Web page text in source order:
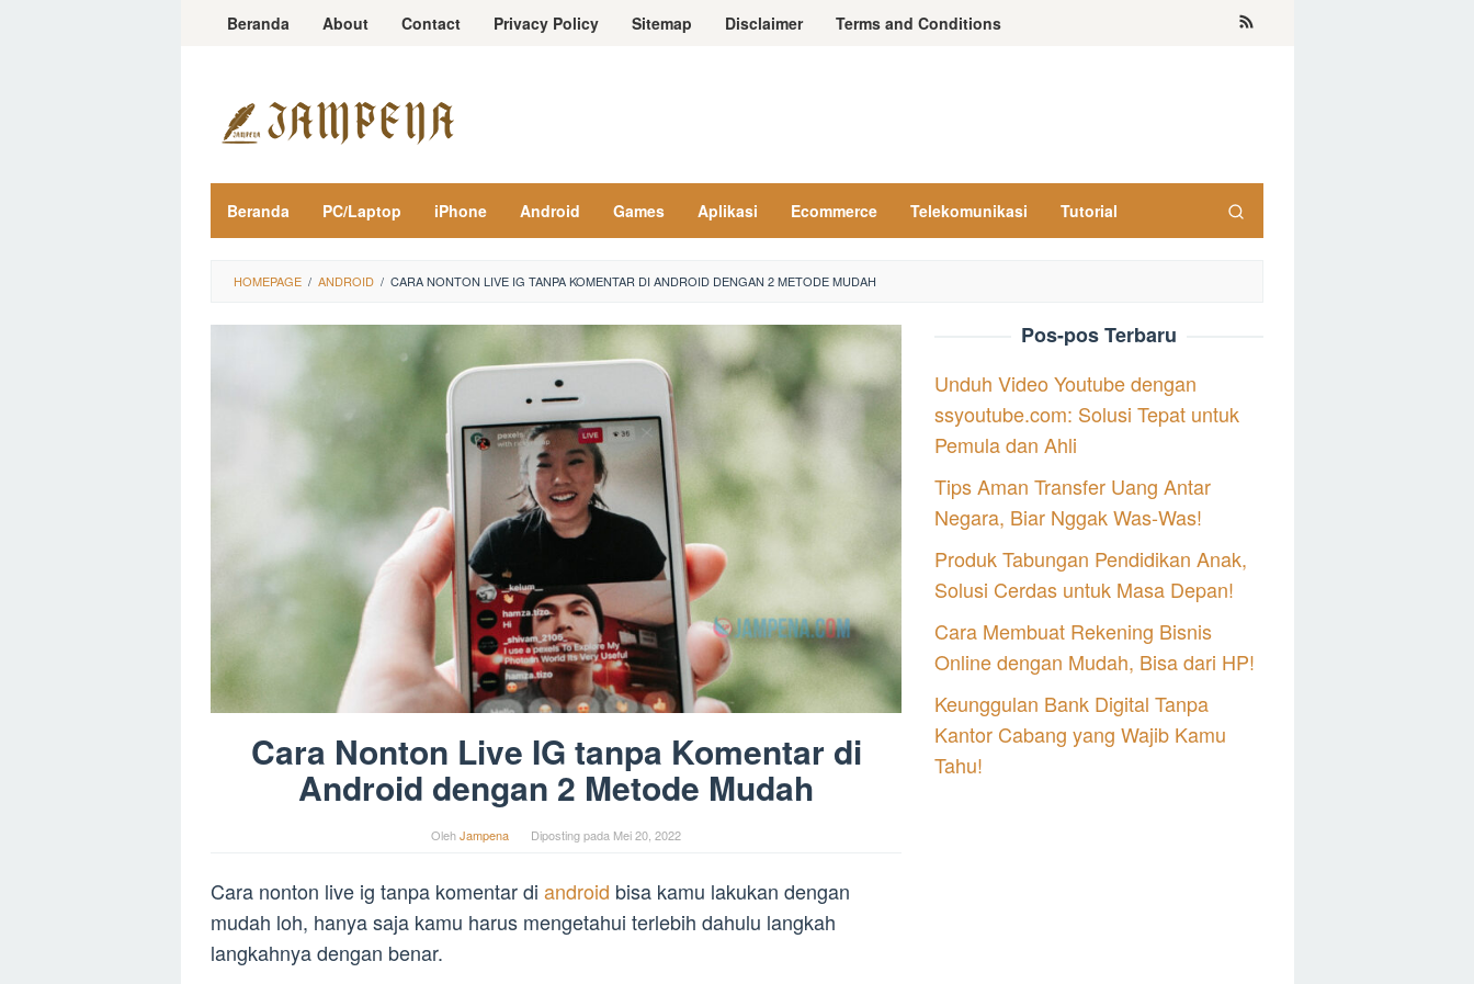
LoncatBeranda About Contact Privacy Policy Sitemap Disclaimer Terms and Conditions
Beranda PC/Laptop iPhone Android Games Aplikasi Ecommerce Telekomunikasi Tutorial
HOMEPAGE / ANDROID / CARA NONTON LIVE IG TANPA KOMENTAR DI ANDROID DENGAN 2 METODE MUDAH
Cara Nonton Live IG tanpa Komentar di
Android dengan 2 Metode Mudah
OlehJampena Diposting pada Mei 20, 2022
Cara nonton live ig tanpa komentar di android bisa kamu lakukan dengan
mudah loh, hanya saja kamu harus mengetahui terlebih dahulu langkah
langkahnya dengan benar.
Pos-pos Terbaru
Unduh Video Youtube dengan
ssyoutube.com: Solusi Tepat untuk
Pemula dan Ahli
Tips Aman Transfer Uang Antar
Negara, Biar Nggak Was-Was!
Produk Tabungan Pendidikan Anak,
Solusi Cerdas untuk Masa Depan!
Cara Membuat Rekening Bisnis
Online dengan Mudah, Bisa dari HP!
Keunggulan Bank Digital Tanpa
Kantor Cabang yang Wajib Kamu
Tahu!